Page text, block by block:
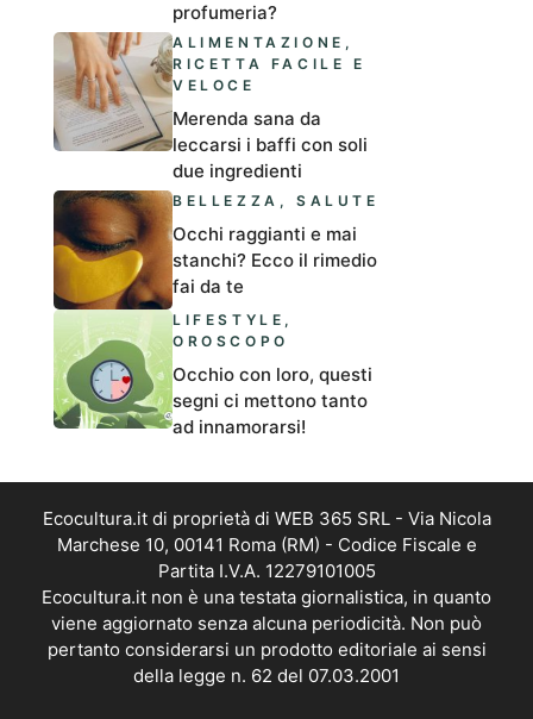
profumeria?
ALIMENTAZIONE ,
RICETTA FACILE E
VELOCE
Merenda sana da
leccarsi i baffi con soli
due ingredienti
BELLEZZA ,SALUTE
Occhi raggianti e mai
stanchi? Ecco il rimedio
fai da te
LIFESTYLE ,
OROSCOPO
Occhio con loro, questi
segni ci mettono tanto
ad innamorarsi!
Ecocultura.it di proprietà di WEB 365 SRL - Via Nicola
Marchese 10, 00141 Roma (RM) - Codice Fiscale e
Partita I.V.A. 12279101005
Ecocultura.it non è una testata giornalistica, in quanto
viene aggiornato senza alcuna periodicità. Non può
pertanto considerarsi un prodotto editoriale ai sensi
della legge n. 62 del 07.03.2001